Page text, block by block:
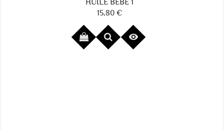
HUILE BÉBÉ 1
Prix
15,80 €
